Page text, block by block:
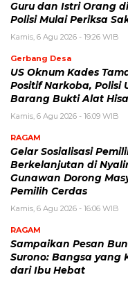
Guru dan Istri Orang
Polisi Mulai Periksa
Kamis, 6 Agu 2026 - 19:26 WIB
Gerbang Desa
US Oknum Kades
Positif Narkoba, Polisi
Barang Bukti Alat
Kamis, 6 Agu 2026 - 16:09 WIB
RAGAM
Gelar Sosialisasi
Berkelanjutan di
Gunawan Dorong
Pemilih Cerdas
Kamis, 6 Agu 2026 - 16:06 WIB
RAGAM
Sampaikan Pesan
Surono: Bangsa yang
dari Ibu Hebat